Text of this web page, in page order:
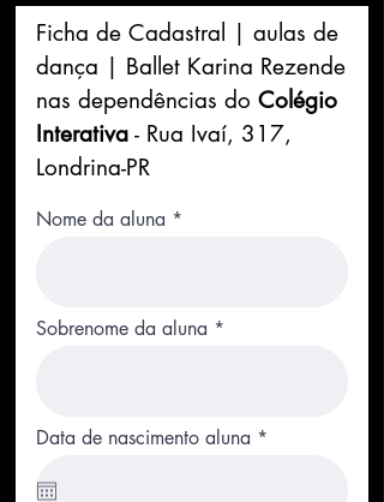
Ficha de Cadastral | aulas de
dança | Ballet Karina Rezende
nas dependências do Colégio
Interativa - Rua Ivaí, 317,
Londrina-PR
Nome da aluna
Sobrenome da aluna
Data de nascimento aluna *